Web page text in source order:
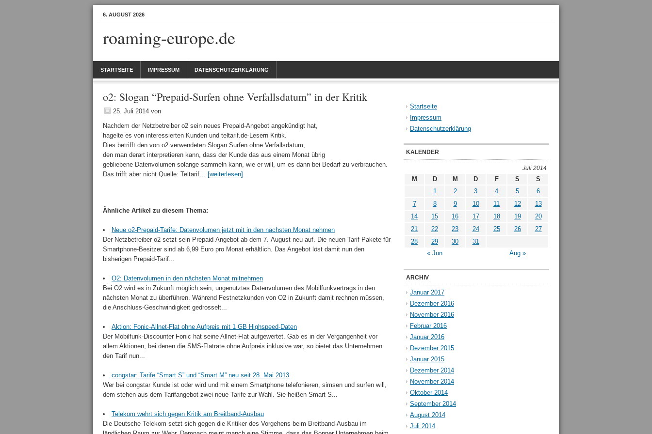
6. AUGUST 2026
roaming-europe.de
STARTSEITE IMPRESSUM DATENSCHUTZERKLÄRUNG
o2: Slogan “Prepaid-Surfen ohne Verfallsdatum” in der Kritik
25. Juli 2014 von
Nachdem der Netzbetreiber o2 sein neues Prepaid-Angebot angekündigt hat,
hagelte es von interessierten Kunden und teltarif.de-Lesern Kritik.
Dies betrifft den von o2 verwendeten Slogan Surfen ohne Verfallsdatum,
den man derart interpretieren kann, dass der Kunde das aus einem Monat übrig
gebliebene Datenvolumen solange sammeln kann, wie er will, um es dann bei Bedarf zu verbrauchen.
Das trifft aber nicht Quelle: Teltarif… [weiterlesen]
Ähnliche Artikel zu diesem Thema:
Neue o2-Prepaid-Tarife: Datenvolumen jetzt mit in den nächsten Monat nehmen
Der Netzbetreiber o2 setzt sein Prepaid-Angebot ab dem 7. August neu auf. Die neuen Tarif-Pakete für
Smartphone-Besitzer sind ab 6,99 Euro pro Monat erhältlich. Das Angebot löst damit nun den
bisherigen Prepaid-Tarif...
O2: Datenvolumen in den nächsten Monat mitnehmen
Bei O2 wird es in Zukunft möglich sein, ungenutztes Datenvolumen des Mobilfunkvertrags in den
nächsten Monat zu überführen. Während Festnetzkunden von O2 in Zukunft damit rechnen müssen,
die Anschluss-Geschwindigkeit gedrosselt...
Aktion: Fonic-Allnet-Flat ohne Aufpreis mit 1 GB Highspeed-Daten
Der Mobilfunk-Discounter Fonic hat seine Allnet-Flat aufgewertet. Gab es in der Vergangenheit vor
allem Aktionen, bei denen die SMS-Flatrate ohne Aufpreis inklusive war, so bietet das Unternehmen
den Tarif nun...
congstar: Tarife “Smart S” und “Smart M” neu seit 28. Mai 2013
Wer bei congstar Kunde ist oder wird und mit einem Smartphone telefonieren, simsen und surfen will,
dem stehen aus dem Tarifangebot zwei neue Tarife zur Wahl. Sie heißen Smart S...
Telekom wehrt sich gegen Kritik am Breitband-Ausbau
Die Deutsche Telekom setzt sich gegen die Kritiker des Vorgehens beim Breitband-Ausbau im
Startseite
Impressum
Datenschutzerklärung
KALENDER
Juli 2014
M D M D F S S
« Jun Aug »
1 2 3 4 5
6
7
8 9 10 11 12
13
14
15 16 17 18 19
20
21
22 23 24 25 26
27
28
29 30 31
ARCHIV
Januar 2017
Dezember 2016
November 2016
Februar 2016
Januar 2016
Dezember 2015
Januar 2015
Dezember 2014
November 2014
Oktober 2014
September 2014
August 2014
Juli 2014